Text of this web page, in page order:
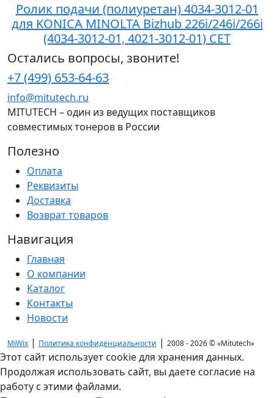
Ролик подачи (полиуретан) 4034-3012-01
для KONICA MINOLTA Bizhub 226i/246i/266i
(4034-3012-01, 4021-3012-01) CET
Остались вопросы, звоните!
+7 (499) 653-64-63
info@mitutech.ru
MITUTECH – один из ведущих поставщиков
совместимых тонеров в России
Полезно
Оплата
Реквизиты
Доставка
Возврат товаров
Навигация
Главная
О компании
Каталог
Контакты
Новости
MiWix | Политика конфиденциальности | 2008 - 2026 ©«Mitutech»
Этот сайт использует cookie для хранения данных.
Продолжая использовать сайт, вы даете согласие на
работу с этими файлами.